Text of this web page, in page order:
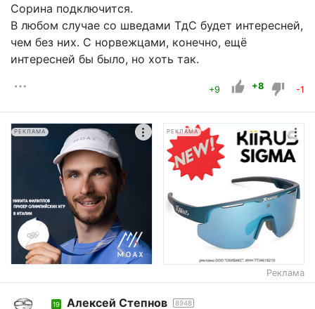
Сорина подключится.
В любом случае со шведами ТдС будет интересней,
чем без них. С норвежцами, конечно, ещё
интересней бы было, но хоть так.
+9 +8 -1
РЕКЛАМА РЕКЛАМА
Реклама
19 Алексей Степнов 8948